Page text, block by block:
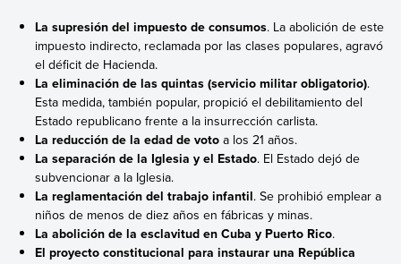
La supresión del impuesto de consumos. La abolición de este
impuesto indirecto, reclamada por las clases populares, agravó
el déficit de Hacienda.
La eliminación de las quintas (servicio militar obligatorio).
Esta medida, también popular, propició el debilitamiento del
Estado republicano frente a la insurrección carlista.
La reducción de la edad de voto a los 21 años.
La separación de la Iglesia y el Estado. El Estado dejó de
subvencionar a la Iglesia.
La reglamentación del trabajo infantil. Se prohibió emplear a
niños de menos de diez años en fábricas y minas.
La abolición de la esclavitud en Cuba y Puerto Rico.
El proyecto constitucional para instaurar una República